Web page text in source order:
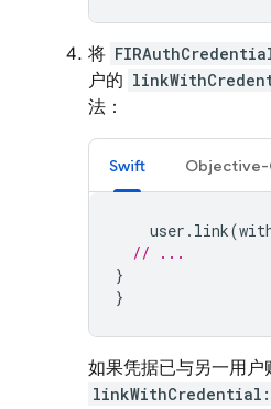
将
户的
法：
Swift Objective-
user . link(
// ...
}
}
如果凭据已与另一用户